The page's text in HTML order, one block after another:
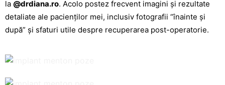
la @drdiana.ro. Acolo postez frecvent imagini și rezultate
detaliate ale pacienților mei, inclusiv fotografii “înainte și
după” și sfaturi utile despre recuperarea post-operatorie.